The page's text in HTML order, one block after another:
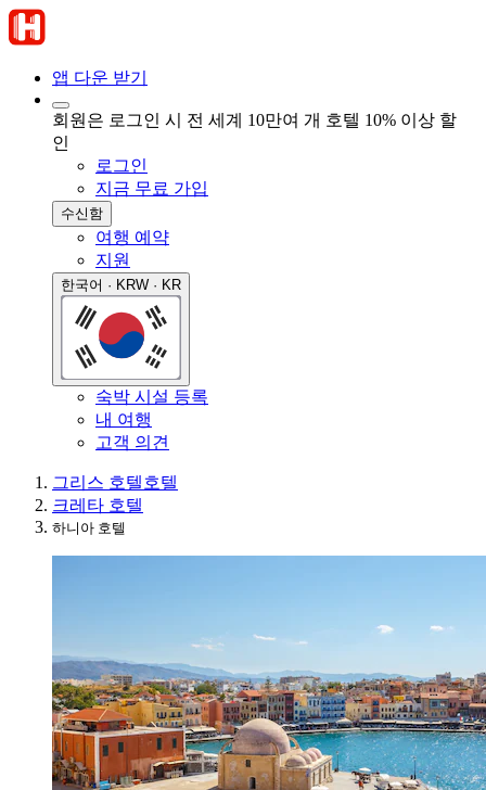
앱 다운 받기
회원은 로그인 시 전 세계 10만여 개 호텔 10% 이상 할
인
로그인
지금 무료 가입
수신함
여행 예약
지원
한국어 · KRW · KR
숙박 시설 등록
내 여행
고객 의견
그리스 호텔호텔
크레타 호텔
하니아 호텔